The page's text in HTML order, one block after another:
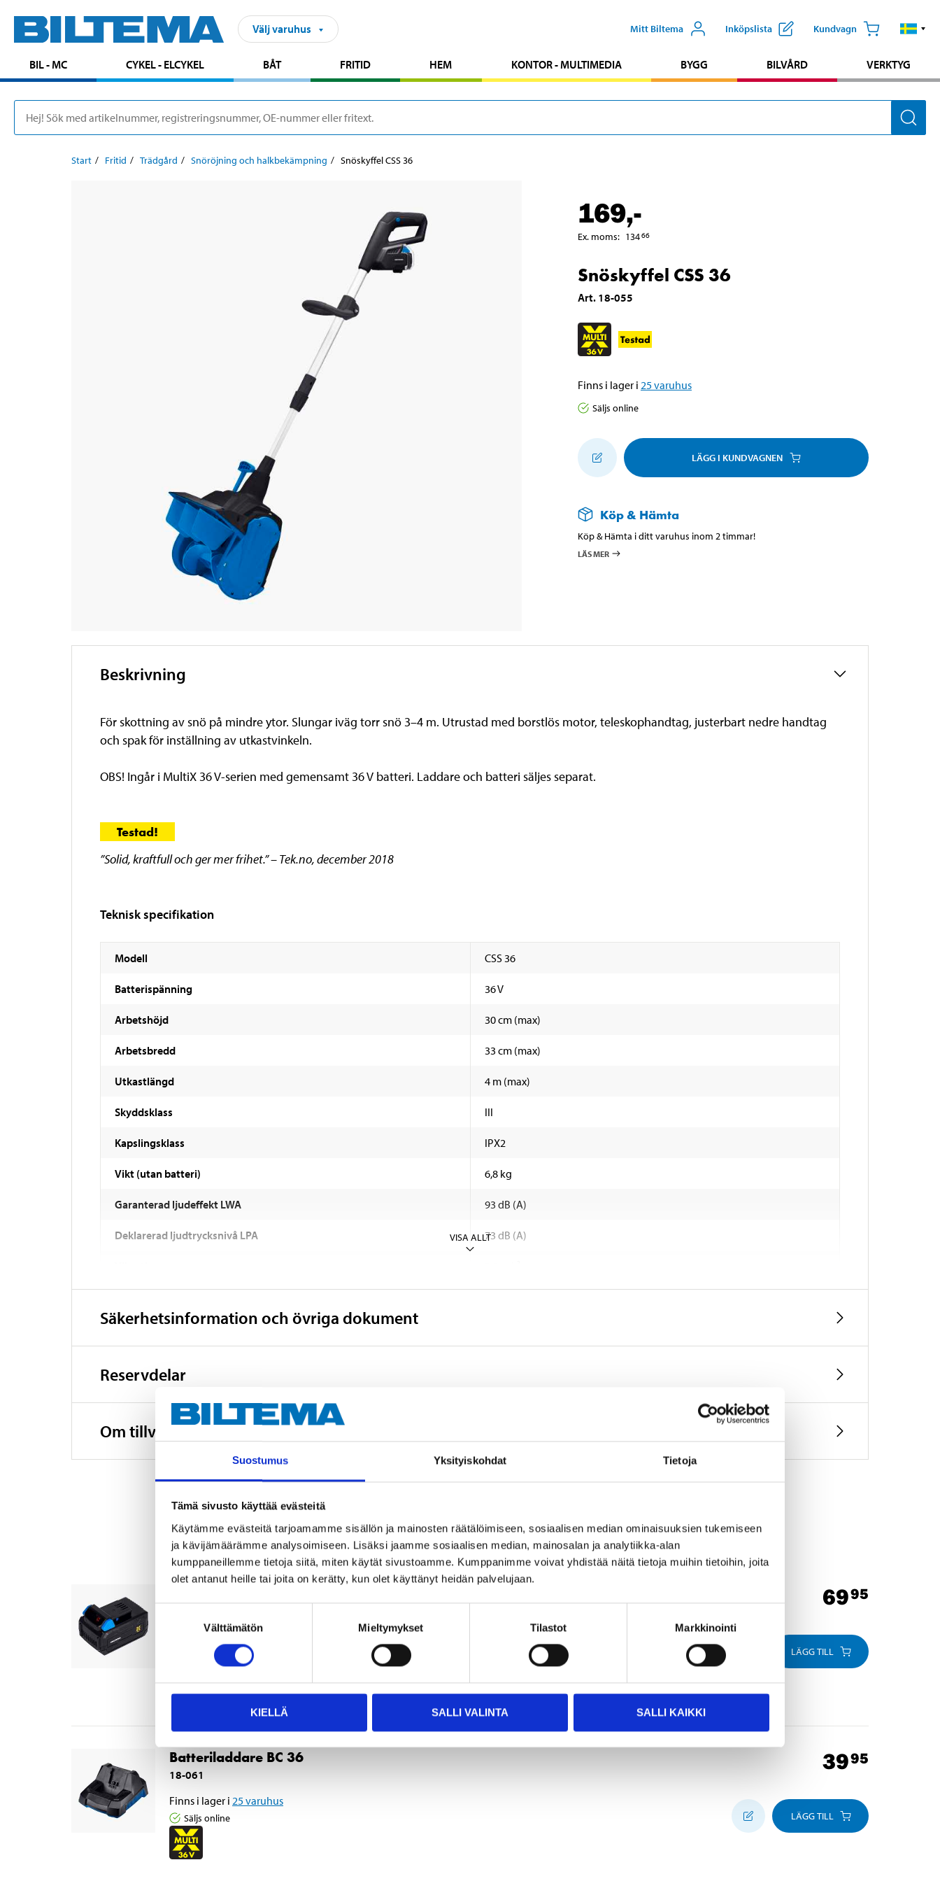
Suostumus Yksityiskohdat Tietoja
Tämä sivusto käyttää evästeitä
Käytämme evästeitä tarjoamamme sisällön ja mainosten räätälöimiseen, sosiaalisen median ominaisuuksien tukemiseen
ja kävijämäärämme analysoimiseen. Lisäksi jaamme sosiaalisen median, mainosalan ja analytiikka-alan
kumppaneillemme tietoja siitä, miten käytät sivustoamme. Kumppanimme voivat yhdistää näitä tietoja muihin tietoihin, joita
olet antanut heille tai joita on kerätty, kun olet käyttänyt heidän palvelujaan.
Välttämätön Mieltymykset Tilastot Markkinointi
KIELLÄ SALLI VALINTA SALLI KAIKKI
Välj varuhus Mitt Biltema Inköpslista Kundvagn
BIL - MC CYKEL - ELCYKEL BÅT FRITID HEM KONTOR - MULTIMEDIA BYGG BILVÅRD VERKTYG
Start Fritid Trädgård Snöröjning och halkbekämpning Snöskyffel CSS 36
169,-
Ex. moms: 13466
Snöskyffel CSS 36
Art. 18-055
Finns i lager i 25varuhus
Säljs online
LÄGG I KUNDVAGNEN
Köp & Hämta
Köp & Hämta i ditt varuhus inom 2 timmar!
LÄS MER
Beskrivning
För skottning av snö på mindre ytor. Slungar iväg torr snö 3–4 m. Utrustad med borstlös motor, teleskophandtag, justerbart nedre handtag
och spak för inställning av utkastvinkeln.
OBS! Ingår i MultiX 36 V-serien med gemensamt 36 V batteri. Laddare och batteri säljes separat.
Testad!
”Solid, kraftfull och ger mer frihet.” – Tek.no, december 2018
Teknisk specifikation
Modell CSS 36
Batterispänning 36 V
Arbetshöjd 30 cm (max)
Arbetsbredd 33 cm (max)
Utkastlängd 4 m (max)
Skyddsklass III
Kapslingsklass IPX2
Vikt (utan batteri) 6,8 kg
Garanterad ljudeffekt LWA 93 dB (A)
Deklarerad ljudtrycksnivå LPA 73 dB (A)
VISA ALLT
Säkerhetsinformation och övriga dokument
Reservdelar
Om tillverkaren
Tillbehör
Finns i lager i25varuhus
Säljs online
6995
LÄGG TILL
Batteriladdare BC 36
18-061
Finns i lager i 25varuhus
Säljs online
3995
LÄGG TILL